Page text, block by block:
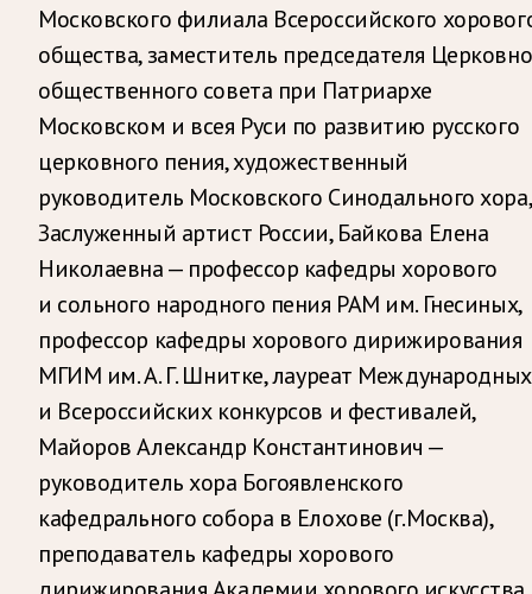
Московского филиала Всероссийского
общества, заместитель председателя
общественного совета при Патриархе
Московском и всея Руси по развитию русского
церковного пения, художественный
руководитель Московского Синодального хора,
Заслуженный артист России, Байкова Елена
Николаевна — профессор кафедры хорового
и сольного народного пения РАМ им. Гнесиных,
профессор кафедры хорового дирижирования
МГИМ им. А. Г. Шнитке, лауреат Международных
и Всероссийских конкурсов и фестивалей,
Майоров Александр Константинович —
руководитель хора Богоявленского
кафедрального собора в Елохове (г.Москва),
преподаватель кафедры хорового